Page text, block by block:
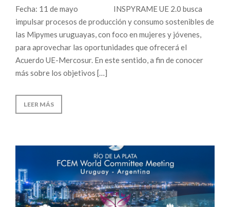
Fecha: 11 de mayo INSPYRAME UE 2.0 busca
impulsar procesos de producción y consumo sostenibles de
las Mipymes uruguayas, con foco en mujeres y jóvenes,
para aprovechar las oportunidades que ofrecerá el
Acuerdo UE-Mercosur. En este sentido, a fin de conocer
más sobre los objetivos […]
LEER MÁS